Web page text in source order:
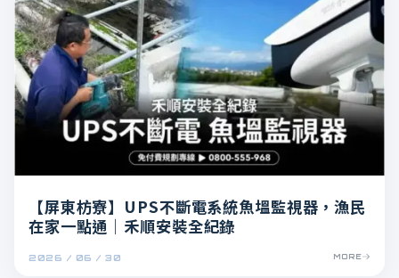
2026 / 06 / 30
【屏東枋寮】UPS不斷電系統魚塭監視器，漁民
在家一點通｜禾順安裝全紀錄
MORE